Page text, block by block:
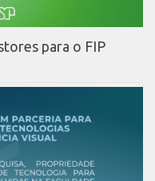
para o FIP